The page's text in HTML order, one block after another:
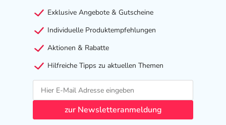
Exklusive Angebote & Gutscheine
Individuelle Produktempfehlungen
Aktionen & Rabatte
Hilfreiche Tipps zu aktuellen Themen
zur Newsletteranmeldung